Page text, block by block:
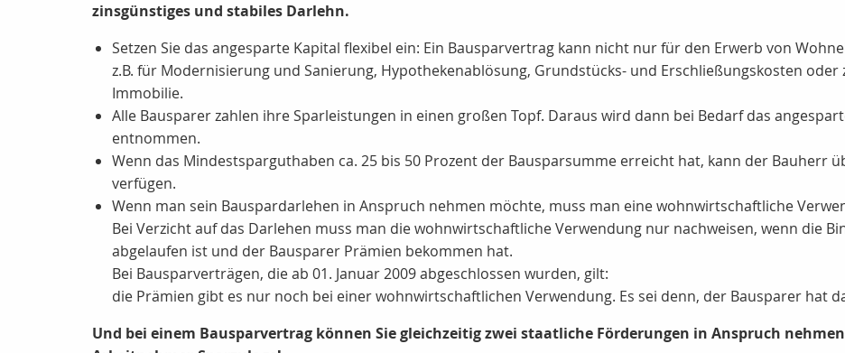
zinsgünstiges und stabiles Darlehn.
Setzen Sie das angesparte Kapital flexibel ein: Ein Bausparvertrag kann nicht nur für den Erwerb von
z.B. für Modernisierung und Sanierung, Hypothekenablösung, Grundstücks- und Erschließungskosten
Immobilie.
Alle Bausparer zahlen ihre Sparleistungen in einen großen Topf. Daraus wird dann bei Bedarf das
entnommen.
Wenn das Mindestsparguthaben ca. 25 bis 50 Prozent der Bausparsumme erreicht hat, kann der Bauherr
verfügen.
Wenn man sein Bauspardarlehen in Anspruch nehmen möchte, muss man eine wohnwirtschaftliche
Bei Verzicht auf das Darlehen muss man die wohnwirtschaftliche Verwendung nur nachweisen, wenn die
abgelaufen ist und der Bausparer Prämien bekommen hat.
Bei Bausparverträgen, die ab 01. Januar 2009 abgeschlossen wurden, gilt:
die Prämien gibt es nur noch bei einer wohnwirtschaftlichen Verwendung. Es sei denn, der Bausparer hat
Und bei einem Bausparvertrag können Sie gleichzeitig zwei staatliche Förderungen in Anspruch